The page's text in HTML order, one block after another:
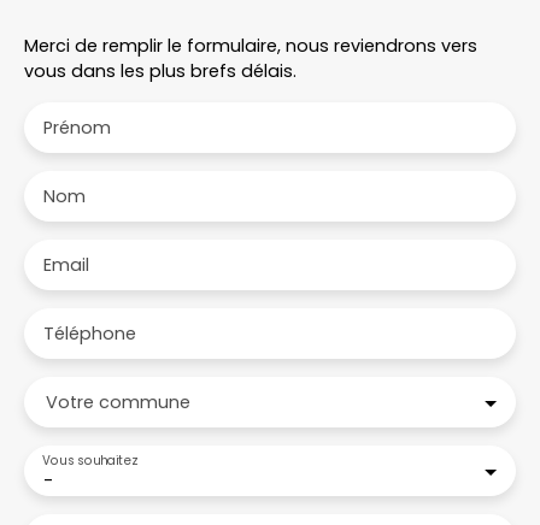
Merci de remplir le formulaire, nous reviendrons vers
vous dans les plus brefs délais.
Prénom
Nom
Email
Téléphone
Votre commune
-
Vous souhaitez